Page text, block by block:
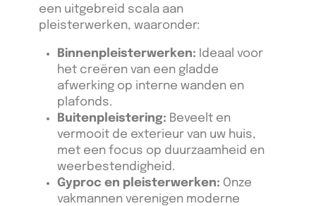
een uitgebreid scala aan
pleisterwerken, waaronder:
Binnenpleisterwerken: Ideaal voor
het creëren van een gladde
afwerking op interne wanden en
plafonds.
Buitenpleistering: Beveelt en
vermooit de exterieur van uw huis,
met een focus op duurzaamheid en
weerbestendigheid.
Gyproc en pleisterwerken: Onze
vakmannen verenigen moderne